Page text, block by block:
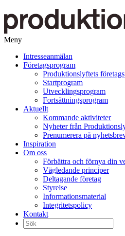
Meny
vidare
Intresseanmälan
Företagsprogram
Produktionslyftets
Startprogram
Utvecklingsprogram
Fortsättningsprogram
Aktuellt
Kommande aktiviteter
Nyheter från
Prenumerera på
Inspiration
Om oss
Förbättra och förnya din
Vägledande principer
Deltagande företag
Styrelse
Informationsmaterial
Integritetspolicy
Kontakt
Sök
efter: